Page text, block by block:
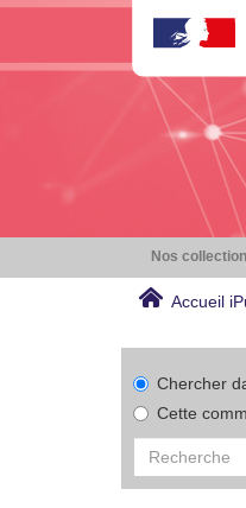
Nos
Accueil
Chercher
Cette